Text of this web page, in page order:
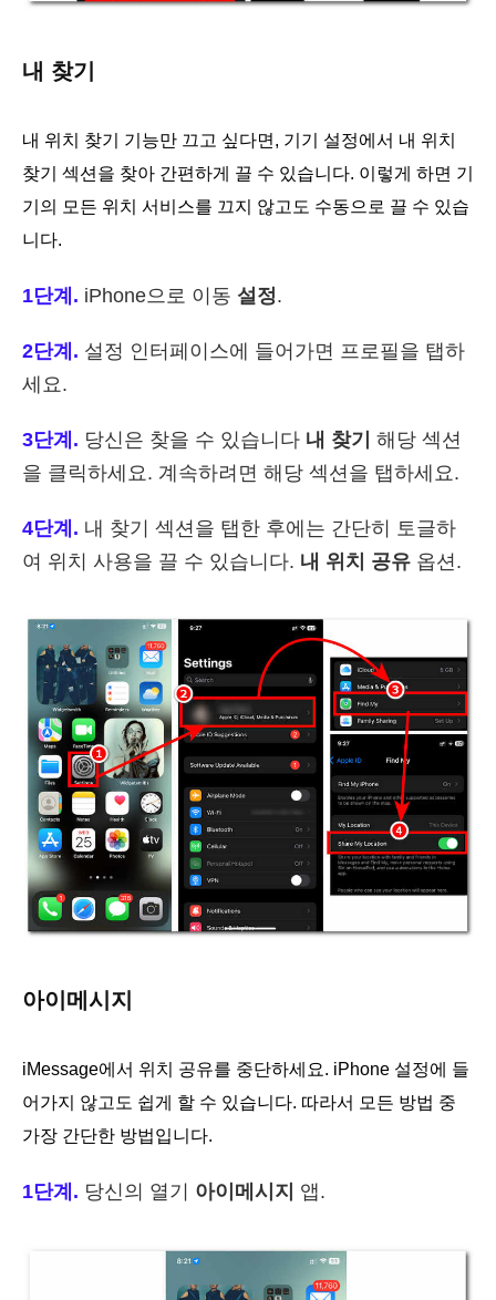
내 찾기
내 위치 찾기 기능만 끄고 싶다면, 기기 설정에서 내 위치
찾기 섹션을 찾아 간편하게 끌 수 있습니다. 이렇게 하면 기
기의 모든 위치 서비스를 끄지 않고도 수동으로 끌 수 있습
니다.
1단계. iPhone으로 이동 설정.
2단계. 설정 인터페이스에 들어가면 프로필을 탭하
세요.
3단계. 당신은 찾을 수 있습니다 내 찾기 해당 섹션
을 클릭하세요. 계속하려면 해당 섹션을 탭하세요.
4단계. 내 찾기 섹션을 탭한 후에는 간단히 토글하
여 위치 사용을 끌 수 있습니다. 내 위치 공유 옵션.
아이메시지
iMessage에서 위치 공유를 중단하세요. iPhone 설정에 들
어가지 않고도 쉽게 할 수 있습니다. 따라서 모든 방법 중
가장 간단한 방법입니다.
1단계. 당신의 열기 아이메시지 앱.